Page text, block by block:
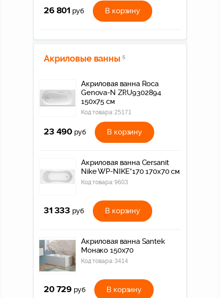
26 801 руб В корзину
Акриловые ванны 5
Акриловая ванна Roca
Genova-N ZRU9302894
150x75 см
Код товара:25171
23 490 руб В корзину
Акриловая ванна Cersanit
Nike WP-NIKE*170 170x70 см
Код товара:9603
31 333 руб В корзину
Акриловая ванна Santek
Монако 150х70
Код товара:3414
20 729 руб В корзину